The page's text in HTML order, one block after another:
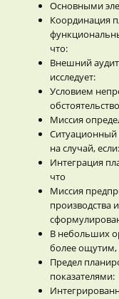
Основными
Координация
что:
Внешний
исследует:
Условием
Миссия
Ситуационный
на случай, если:
Интеграция
что
Миссия
производства
В небольших
более
Предел
показателями: